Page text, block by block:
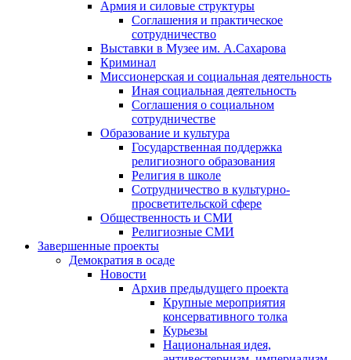
Армия и силовые структуры
Соглашения и практическое
сотрудничество
Выставки в Музее им. А.Сахарова
Криминал
Миссионерская и социальная деятельность
Иная социальная деятельность
Соглашения о социальном
сотрудничестве
Образование и культура
Государственная поддержка
религиозного образования
Религия в школе
Сотрудничество в культурно-
просветительской сфере
Общественность и СМИ
Религиозные СМИ
Завершенные проекты
Демократия в осаде
Новости
Архив предыдущего проекта
Крупные мероприятия
консервативного толка
Курьезы
Национальная идея,